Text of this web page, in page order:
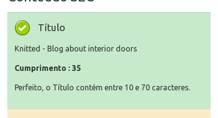
Título
Knitted - Blog about interior doors
Cumprimento : 35
Perfeito, o Título contém entre 10 e 70 caracteres.